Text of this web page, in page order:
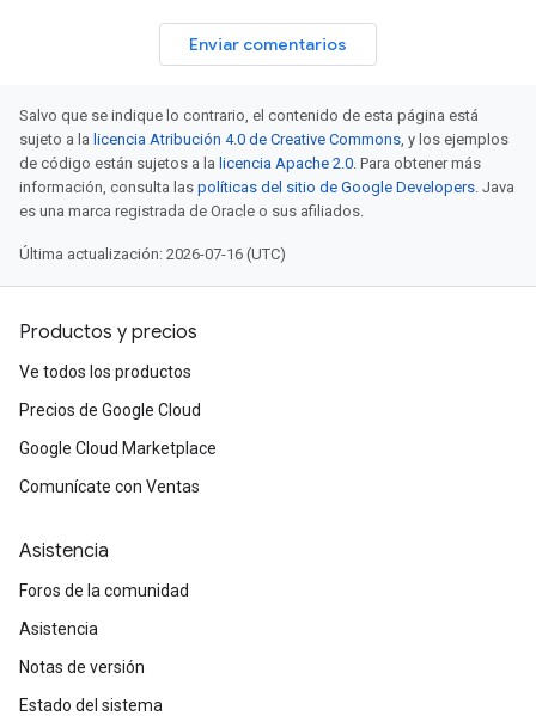
Enviar comentarios
Salvo que se indique lo contrario, el contenido de esta página está
sujeto a la licencia Atribución 4.0 de Creative Commons, y los ejemplos
de código están sujetos a la licencia Apache 2.0. Para obtener más
información, consulta las políticas del sitio de Google Developers. Java
es una marca registrada de Oracle o sus afiliados.
Última actualización: 2026-07-16 (UTC)
Productos y precios
Ve todos los productos
Precios de Google Cloud
Google Cloud Marketplace
Comunícate con Ventas
Asistencia
Foros de la comunidad
Asistencia
Notas de versión
Estado del sistema